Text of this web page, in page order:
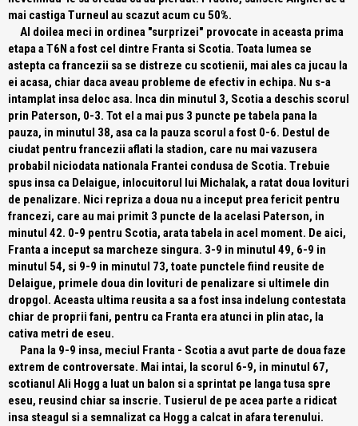
mai castiga Turneul au scazut acum cu 50%.
Al doilea meci in ordinea "surprizei" provocate in aceasta prima
etapa a T6N a fost cel dintre Franta si Scotia. Toata lumea se
astepta ca francezii sa se distreze cu scotienii, mai ales ca jucau la
ei acasa, chiar daca aveau probleme de efectiv in echipa. Nu s-a
intamplat insa deloc asa. Inca din minutul 3, Scotia a deschis scorul
prin Paterson, 0-3. Tot el a mai pus 3 puncte pe tabela pana la
pauza, in minutul 38, asa ca la pauza scorul a fost 0-6. Destul de
ciudat pentru francezii aflati la stadion, care nu mai vazusera
probabil niciodata nationala Frantei condusa de Scotia. Trebuie
spus insa ca Delaigue, inlocuitorul lui Michalak, a ratat doua lovituri
de penalizare. Nici repriza a doua nu a inceput prea fericit pentru
francezi, care au mai primit 3 puncte de la acelasi Paterson, in
minutul 42. 0-9 pentru Scotia, arata tabela in acel moment. De aici,
Franta a inceput sa marcheze singura. 3-9 in minutul 49, 6-9 in
minutul 54, si 9-9 in minutul 73, toate punctele fiind reusite de
Delaigue, primele doua din lovituri de penalizare si ultimele din
dropgol. Aceasta ultima reusita a sa a fost insa indelung contestata
chiar de proprii fani, pentru ca Franta era atunci in plin atac, la
cativa metri de eseu.
Pana la 9-9 insa, meciul Franta - Scotia a avut parte de doua faze
extrem de controversate. Mai intai, la scorul 6-9, in minutul 67,
scotianul Ali Hogg a luat un balon si a sprintat pe langa tusa spre
eseu, reusind chiar sa inscrie. Tusierul de pe acea parte a ridicat
insa steagul si a semnalizat ca Hogg a calcat in afara terenului.